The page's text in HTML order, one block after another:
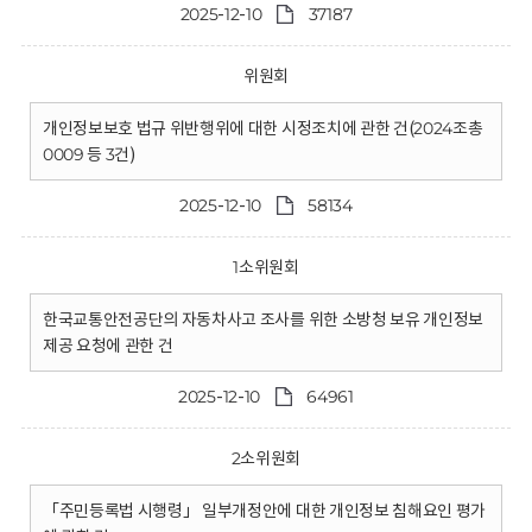
2025-12-10 37187
위원회
개인정보보호 법규 위반행위에 대한 시정조치에 관한 건(2024조총
0009 등 3건)
2025-12-10 58134
1소위원회
한국교통안전공단의 자동차사고 조사를 위한 소방청 보유 개인정보
제공 요청에 관한 건
2025-12-10 64961
2소위원회
「주민등록법 시행령」 일부개정안에 대한 개인정보 침해요인 평가